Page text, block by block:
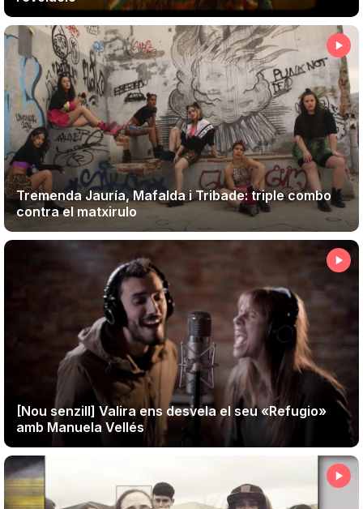
Tremenda Jauría, Mafalda i Tribade: triple combo
contra el matxirulo
[Nou senzill] Valira ens desvela el seu «Refugio»
amb Manuela Vellés